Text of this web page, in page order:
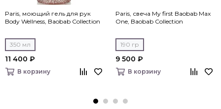
Paris, моющий гель для рук
Body Wellness, Baobab Collection
350 мл
11 400 ₽
В корзину
Paris, свеча My first Baobab Max
One, Baobab Collection
190 гр
9 500 ₽
В корзину